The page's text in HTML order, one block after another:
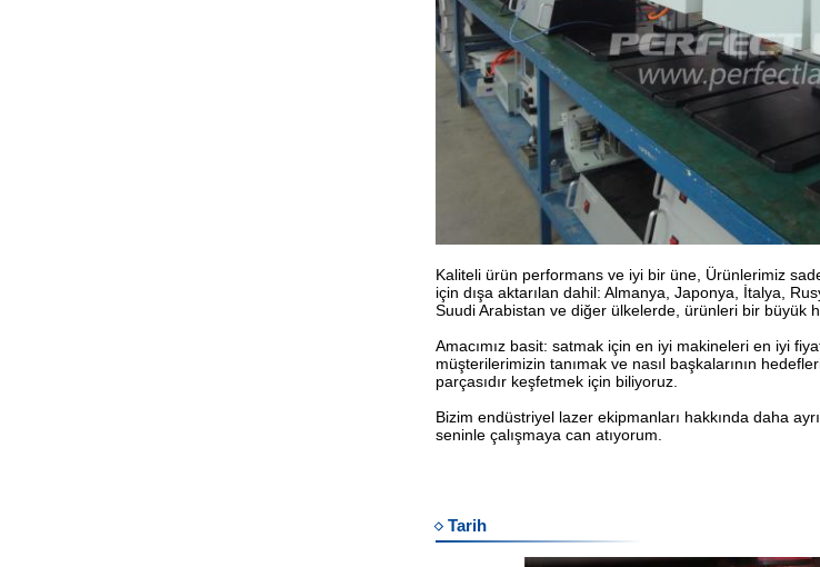
Kaliteli ürün performans ve iyi bir üne, Ürünlerimiz
için dışa aktarılan dahil: Almanya, Japonya, İtalya,
Suudi Arabistan ve diğer ülkelerde, ürünleri bir büyük
Amacımız basit: satmak için en iyi makineleri en iyi
müşterilerimizin tanımak ve nasıl başkalarının
parçasıdır keşfetmek için biliyoruz.
Bizim endüstriyel lazer ekipmanları hakkında daha
seninle çalışmaya can atıyorum.
Tarih